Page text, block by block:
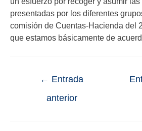
presentadas por los diferentes
comisión de Cuentas-Hacienda del
que estamos básicamente de
← Entrada
anterior